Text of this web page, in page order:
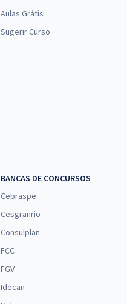
Aulas Grátis
Sugerir Curso
BANCAS DE CONCURSOS
Cebraspe
Cesgranrio
Consulplan
FCC
FGV
Idecan